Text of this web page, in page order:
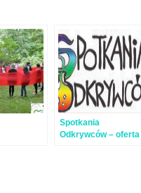
Spotkania
Odkrywców – oferta